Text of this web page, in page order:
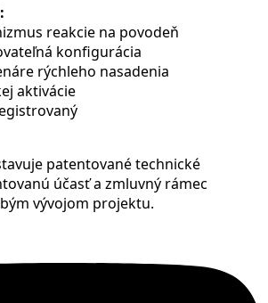
reakcie na povodeň
konfigurácia
rýchleho nasadenia
aktivácie
patentované technické
účasť a zmluvný rámec
vývojom projektu.